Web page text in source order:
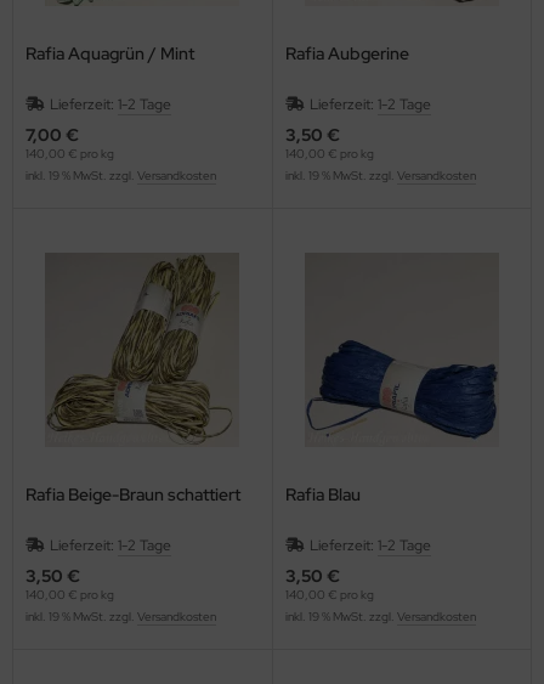
Rafia Aquagrün / Mint
Lieferzeit: 1-2 Tage
7,00 €
140,00 € pro kg
inkl. 19 % MwSt. zzgl. Versandkosten
Rafia Aubgerine
Lieferzeit: 1-2 Tage
3,50 €
140,00 € pro kg
inkl. 19 % MwSt. zzgl. Versandkosten
Rafia Beige-Braun schattiert
Lieferzeit: 1-2 Tage
3,50 €
140,00 € pro kg
inkl. 19 % MwSt. zzgl. Versandkosten
Rafia Blau
Lieferzeit: 1-2 Tage
3,50 €
140,00 € pro kg
inkl. 19 % MwSt. zzgl. Versandkosten